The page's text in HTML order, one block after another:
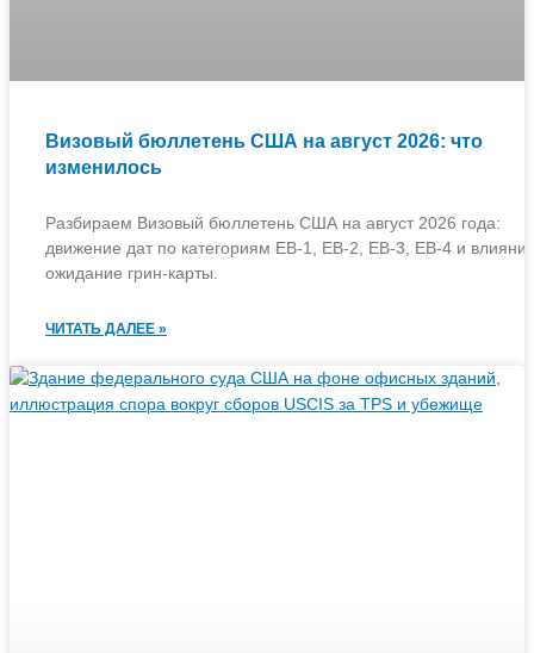
Визовый бюллетень США на август 2026: что
изменилось
Разбираем Визовый бюллетень США на август 2026 года:
движение дат по категориям EB-1, EB-2, EB-3, EB-4 и
ожидание грин-карты.
ЧИТАТЬ ДАЛЕЕ »